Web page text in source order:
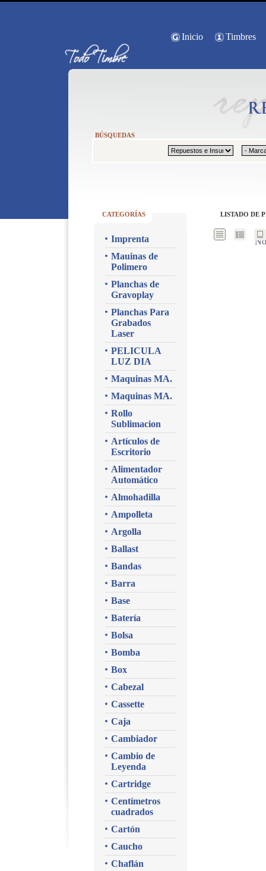
Inicio Timbres
BÚSQUEDAS
CATEGORÍAS
Imprenta
Mauinas de
Polimero
Planchas de
Gravoplay
Planchas Para
Grabados
Laser
PELICULA
LUZ DIA
Maquinas MA.
Maquinas MA.
Rollo
Sublimacion
Artículos de
Escritorio
Alimentador
Automático
Almohadilla
Ampolleta
Argolla
Ballast
Bandas
Barra
Base
Batería
Bolsa
Bomba
Box
Cabezal
Cassette
Caja
Cambiador
Cambio de
Leyenda
Cartridge
Centímetros
cuadrados
Cartón
Caucho
Chaflán
LISTADO DE